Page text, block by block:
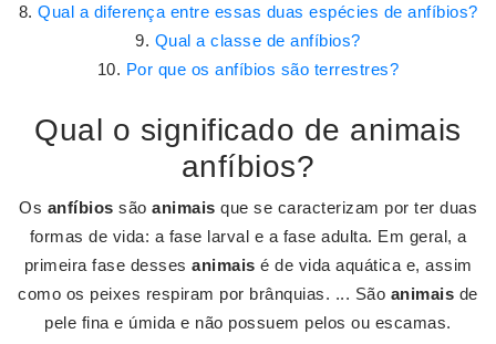
Qual a diferença entre essas duas espécies de anfíbios?
Qual a classe de anfíbios?
Por que os anfíbios são terrestres?
Qual o significado de animais
anfíbios?
Os anfíbios são animais que se caracterizam por ter duas
formas de vida: a fase larval e a fase adulta. Em geral, a
primeira fase desses animais é de vida aquática e, assim
como os peixes respiram por brânquias. ... São animais de
pele fina e úmida e não possuem pelos ou escamas.